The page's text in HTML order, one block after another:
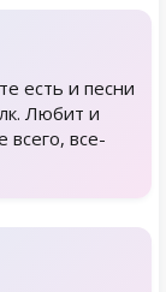
есть и песни
Любит и
всего, все-